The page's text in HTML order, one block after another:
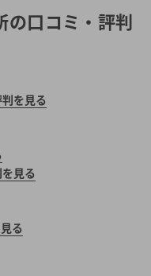
の口コミ・評判
を見る
見る
る